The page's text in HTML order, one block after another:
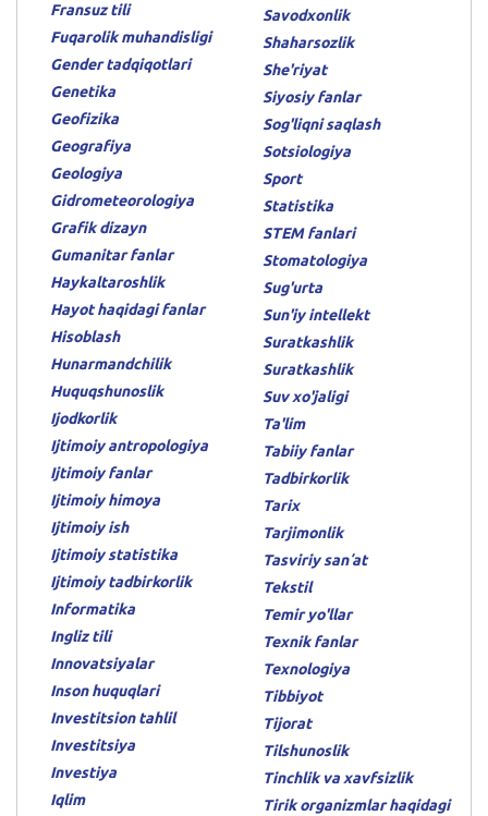
Fransuz tili
Fuqarolik muhandisligi
Gender tadqiqotlari
Genetika
Geofizika
Geografiya
Geologiya
Gidrometeorologiya
Grafik dizayn
Gumanitar fanlar
Haykaltaroshlik
Hayot haqidagi fanlar
Hisoblash
Hunarmandchilik
Huquqshunoslik
Ijodkorlik
Ijtimoiy antropologiya
Ijtimoiy fanlar
Ijtimoiy himoya
Ijtimoiy ish
Ijtimoiy statistika
Ijtimoiy tadbirkorlik
Informatika
Ingliz tili
Innovatsiyalar
Inson huquqlari
Investitsion tahlil
Investitsiya
Investiya
Iqlim
Savodxonlik
Shaharsozlik
She'riyat
Siyosiy fanlar
Sog'liqni saqlash
Sotsiologiya
Sport
Statistika
STEM fanlari
Stomatologiya
Sug'urta
Sun'iy intellekt
Suratkashlik
Suratkashlik
Suv xo'jaligi
Ta'lim
Tabiiy fanlar
Tadbirkorlik
Tarix
Tarjimonlik
Tasviriy sanʼat
Tekstil
Temir yo'llar
Texnik fanlar
Texnologiya
Tibbiyot
Tijorat
Tilshunoslik
Tinchlik va xavfsizlik
Tirik organizmlar haqidagi